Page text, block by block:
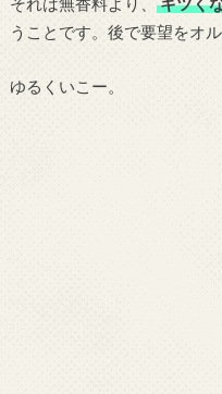
うことです。後で要望をオ
ゆるくいこー。